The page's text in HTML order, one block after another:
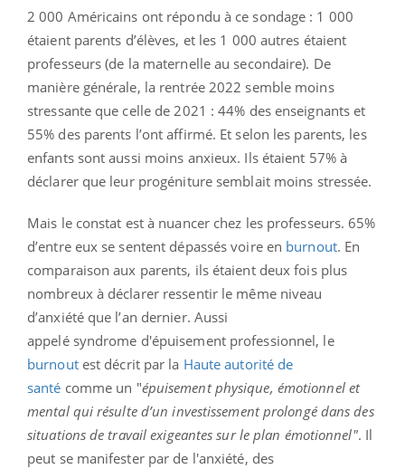
2 000 Américains ont répondu à ce sondage : 1 000
étaient parents d’élèves, et les 1 000 autres étaient
professeurs (de la maternelle au secondaire). De
manière générale, la rentrée 2022 semble moins
stressante que celle de 2021 : 44% des enseignants et
55% des parents l’ont affirmé. Et selon les parents, les
enfants sont aussi moins anxieux. Ils étaient 57% à
déclarer que leur progéniture semblait moins stressée.
Mais le constat est à nuancer chez les professeurs. 65%
d’entre eux se sentent dépassés voire en burnout. En
comparaison aux parents, ils étaient deux fois plus
nombreux à déclarer ressentir le même niveau
d’anxiété que l’an dernier. Aussi
appelé syndrome d'épuisement professionnel, le
burnoutest décrit par la Haute autorité de
santé comme un "épuisement physique, émotionnel et
mental qui résulte d’un investissement prolongé dans des
situations de travail exigeantes sur le plan émotionnel". Il
peut se manifester par de l'anxiété, des